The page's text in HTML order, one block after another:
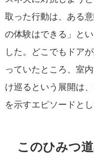
取った行動は、ある
の体験はできる」と
した。どこでもドア
っていたところ、室
け巡るという展開は
を示すエピソードと
このひみつ